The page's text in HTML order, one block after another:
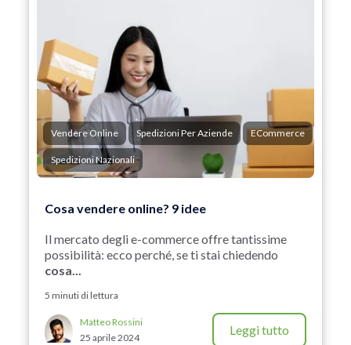
Vendere Online Spedizioni Per Aziende ECommerce
Spedizioni Nazionali
Cosa vendere online? 9 idee
Il mercato degli e-commerce offre tantissime
possibilità: ecco perché, se ti stai chiedendo
cosa...
5 minuti di lettura
Matteo Rossini
25 aprile 2024
Leggi tutto